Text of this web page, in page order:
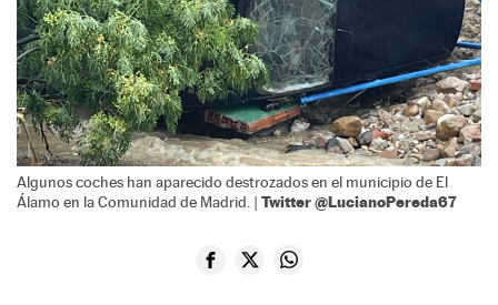
Algunos coches han aparecido destrozados en el municipio de El
Álamo en la Comunidad de Madrid. | Twitter @LucianoPereda67